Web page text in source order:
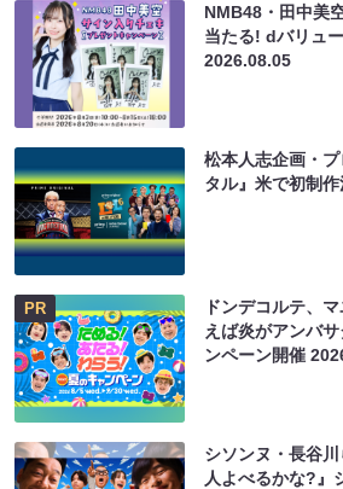
NMB48・田中美
当たる! dバリュ
2026.08.05
松本人志企画・
タル』米で初制
PR
ドンデコルテ、
えば炎がアンバ
ンペーン開催
シソンヌ・長谷
人よべるかな?』